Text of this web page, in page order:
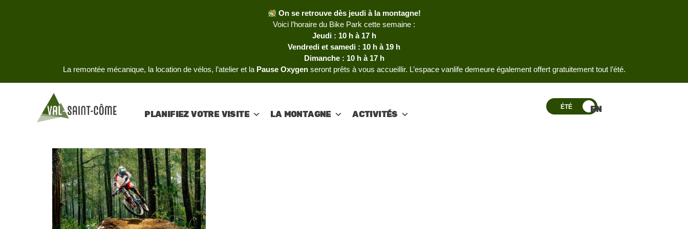
On se retrouve dès jeudi à la montagne!
Voici l’horaire du Bike Park cette semaine :
Jeudi : 10 h à 17 h
Vendredi et samedi : 10 h à 19 h
Dimanche : 10 h à 17 h
La remontée mécanique, la location de vélos, l’atelier et la Pause Oxygenseront prêts à vous accueillir. L’espace vanlife demeure également offert gratuitement tout l’été.
PLANIFIEZ VOTRE VISITE LA MONTAGNE ACTIVITÉS
ÉTÉ EN